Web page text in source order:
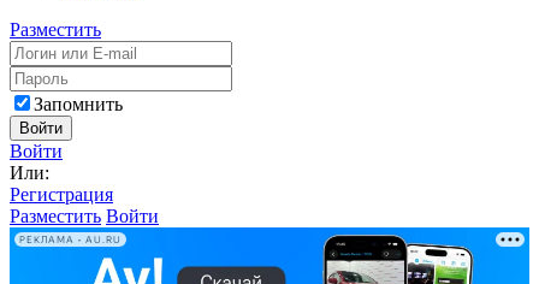
Разместить
Запомнить
Войти
Войти
Или:
Регистрация
Разместить Войти
РЕКЛАМА • AU.RU